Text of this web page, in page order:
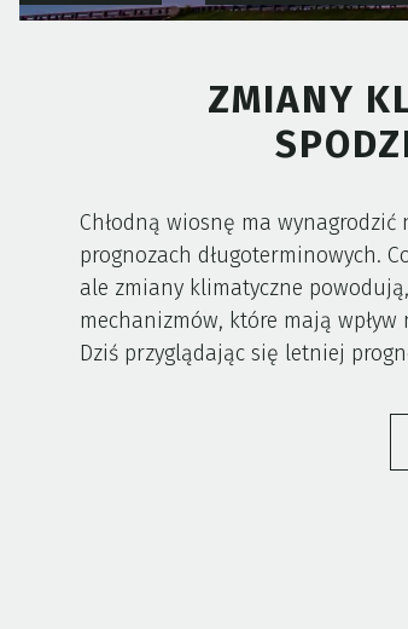
ZMIANY
Chłodną wiosnę ma
prognozach długoterminowych.
ale zmiany klimatyczne
mechanizmów, które mają
Dziś przyglądając się letniej